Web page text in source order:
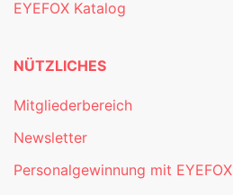
EYEFOX Katalog
NÜTZLICHES
Mitgliederbereich
Newsletter
Personalgewinnung mit EYEFOX